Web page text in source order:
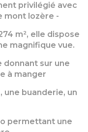
privilégié avec
mont lozère -
m², elle dispose
magnifique vue.
sur une
à manger
une buanderie, un
permettant une